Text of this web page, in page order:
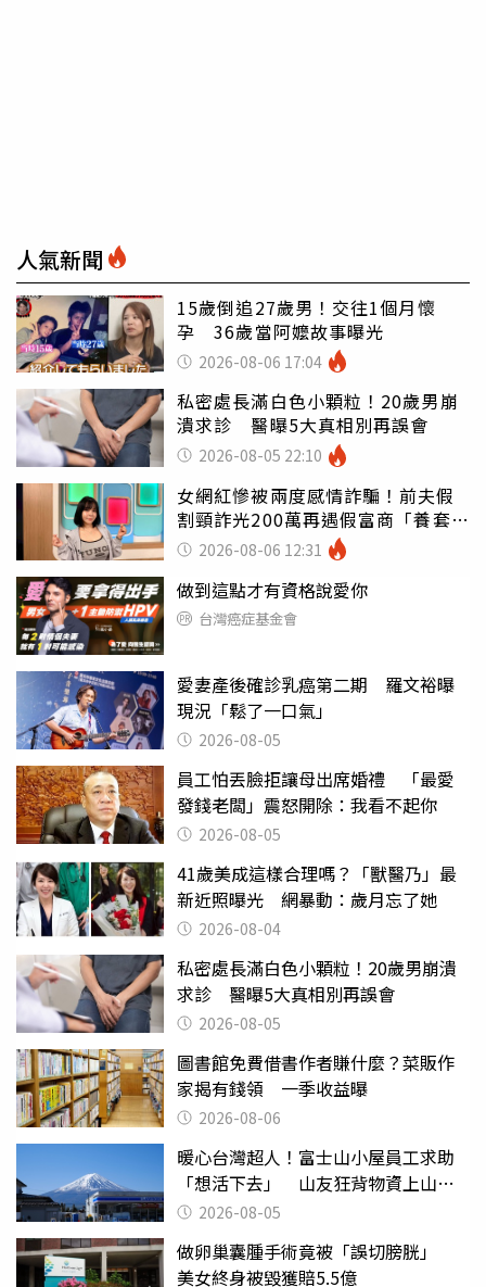
人氣新聞
15歲倒追27歲男！交往1個月懷
孕 36歲當阿嬤故事曝光
2026-08-06 17:04
私密處長滿白色小顆粒！20歲男崩
潰求診 醫曝5大真相別再誤會
2026-08-05 22:10
女網紅慘被兩度感情詐騙！前夫假
割頸詐光200萬再遇假富商「養套殺
2000萬」
2026-08-06 12:31
做到這點才有資格說愛你
台灣癌症基金會
愛妻產後確診乳癌第二期 羅文裕曝
現況「鬆了一口氣」
2026-08-05
員工怕丟臉拒讓母出席婚禮 「最愛
發錢老闆」震怒開除：我看不起你
2026-08-05
41歲美成這樣合理嗎？「獸醫乃」最
新近照曝光 網暴動：歲月忘了她
2026-08-04
私密處長滿白色小顆粒！20歲男崩潰
求診 醫曝5大真相別再誤會
2026-08-05
圖書館免費借書作者賺什麼？菜販作
家揭有錢領 一季收益曝
2026-08-06
暖心台灣超人！富士山小屋員工求助
「想活下去」 山友狂背物資上山：
台灣真的是寶島
2026-08-05
做卵巢囊腫手術竟被「誤切膀胱」
美女終身被毀獲賠5.5億